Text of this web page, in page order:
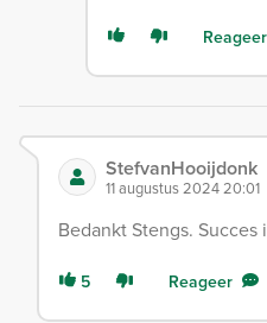
Reageer
StefvanHooijdonk
11 augustus 2024 20:01
Bedankt Stengs.
5 Reageer